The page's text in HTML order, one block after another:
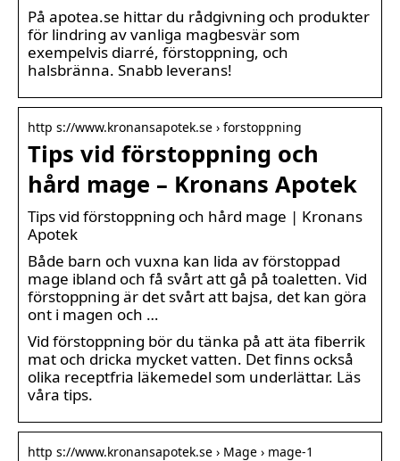
På apotea.se hittar du rådgivning och produkter
för lindring av vanliga magbesvär som
exempelvis diarré, förstoppning, och
halsbränna. Snabb leverans!
http s://www.kronansapotek.se › forstoppning
Tips vid förstoppning och
hård mage – Kronans Apotek
Tips vid förstoppning och hård mage | Kronans
Apotek
Både barn och vuxna kan lida av förstoppad
mage ibland och få svårt att gå på toaletten. Vid
förstoppning är det svårt att bajsa, det kan göra
ont i magen och …
Vid förstoppning bör du tänka på att äta fiberrik
mat och dricka mycket vatten. Det finns också
olika receptfria läkemedel som underlättar. Läs
våra tips.
http s://www.kronansapotek.se › Mage › mage-1